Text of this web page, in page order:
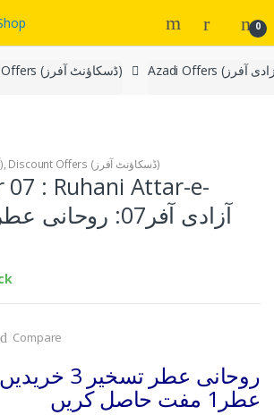
0
Discount Offers (ڈسکاؤنٹ آفرز)
Azadi Offers (آزادی آفرز), Discount Offers (ڈسکاؤنٹ آفرز)
: Ruhani Attar-e-
Compare
روحانی عطر تسخیر 3 خریدیں
عطر1 مفت حاصل کریں